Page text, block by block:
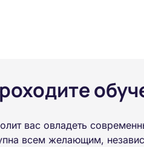
вас овладеть
всем желающим,